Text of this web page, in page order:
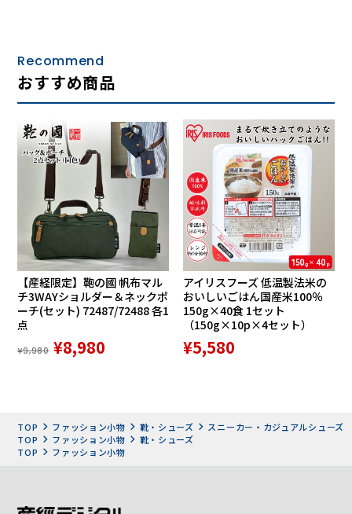
アッパーの革にはスコッチガード加工を施しているため、油
や水をはじき、革本来の美しさをより永く保つ
滑りにくく減りにくい、軽量設計、EVA＋ラバーの加工底。
Recommend
おすすめ商品
【産経限定】鞄の國 帆布マル
チ3WAYショルダー＆ネックポ
ーチ(セット) 72487/72488 各1
点
¥9,980 ¥8,980
アイリスフーズ 低温製法米の
おいしいごはん国産米100％
150g×40食 1セット
（150g×10p×4セット）
¥5,580
TOP ファッション小物 靴・シューズ
スニーカー・カジュアルシューズ
TOP
ファッション小物
靴・シューズ
TOP
ファッション小物